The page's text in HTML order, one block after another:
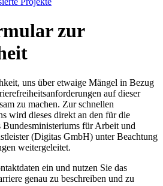
zur
uns über etwaige Mängel in Bezug
auf dieser
zu machen. Zur schnellen
wird dieses direkt an den für die
Bundesministeriums für Arbeit und
(Digitas GmbH) unter Beachtung
weitergeleitet.
ein und nutzen Sie das
genau zu beschreiben und zu